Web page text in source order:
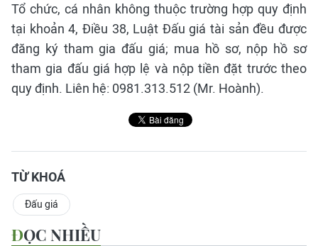
Tổ chức, cá nhân không thuộc trường hợp quy định
tại khoản 4, Điều 38, Luật Đấu giá tài sản đều được
đăng ký tham gia đấu giá; mua hồ sơ, nộp hồ sơ
tham gia đấu giá hợp lệ và nộp tiền đặt trước theo
quy định. Liên hệ: 0981.313.512 (Mr. Hoành).
TỪ KHOÁ
Đấu giá
ĐỌC NHIỀU